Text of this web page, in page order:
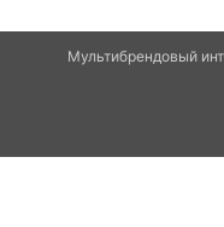
Мультибрендовый